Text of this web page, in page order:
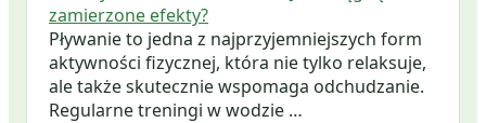
zamierzone efekty?
Pływanie to jedna z najprzyjemniejszych form
aktywności fizycznej, która nie tylko relaksuje,
ale także skutecznie wspomaga odchudzanie.
Regularne treningi w wodzie …